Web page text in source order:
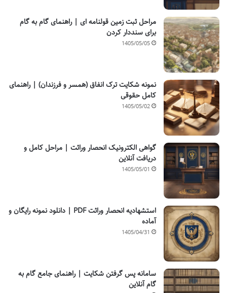
مراحل ثبت زمین قولنامه ای | راهنمای گام به گام
برای سنددار کردن
1405/05/05
نمونه شکایت ترک انفاق (همسر و فرزندان) | راهنمای
کامل حقوقی
1405/05/02
گواهی الکترونیک انحصار وراثت | مراحل کامل و
دریافت آنلاین
1405/05/01
استشهادیه انحصار وراثت PDF | دانلود نمونه رایگان و
آماده
1405/04/31
سامانه پس گرفتن شکایت | راهنمای جامع گام به
گام آنلاین